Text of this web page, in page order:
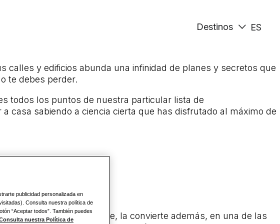
Destinos ES
calles y edificios abunda una infinidad de planes y secretos que
te debes perder.
todos los puntos de nuestra particular lista de
casa sabiendo a ciencia cierta que has disfrutado al máximo de
al norte del continente, la convierte además, en una de las
publicidad personalizada en
Consulta nuestra política de
“Aceptar todos”. También puedes
nuestra Política de